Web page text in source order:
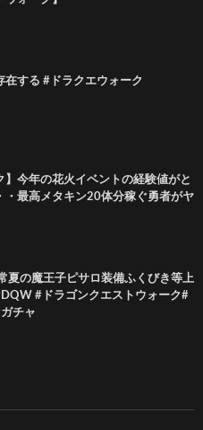
在する #ドラクエウォーク
】今年の花火イベントの経験値がと
・最高メタキン20体分稼ぐ勇者がヤ
夏の魔王子ピサロ装備ふくびき等上
#ドラゴンクエストウォーク#
チャ